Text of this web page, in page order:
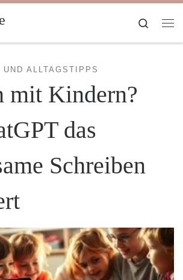
Search
ALLTAGSTIPPS
mit Kindern?
das
Schreiben